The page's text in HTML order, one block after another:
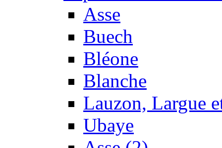
Asse
Buech
Bléone
Blanche
Lauzon, Largue
Ubaye